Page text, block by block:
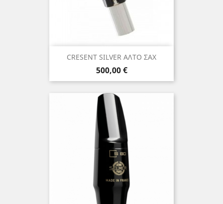
CRESENT SILVER ΑΛΤΟ ΣΑΧ
Τιμή
500,00 €